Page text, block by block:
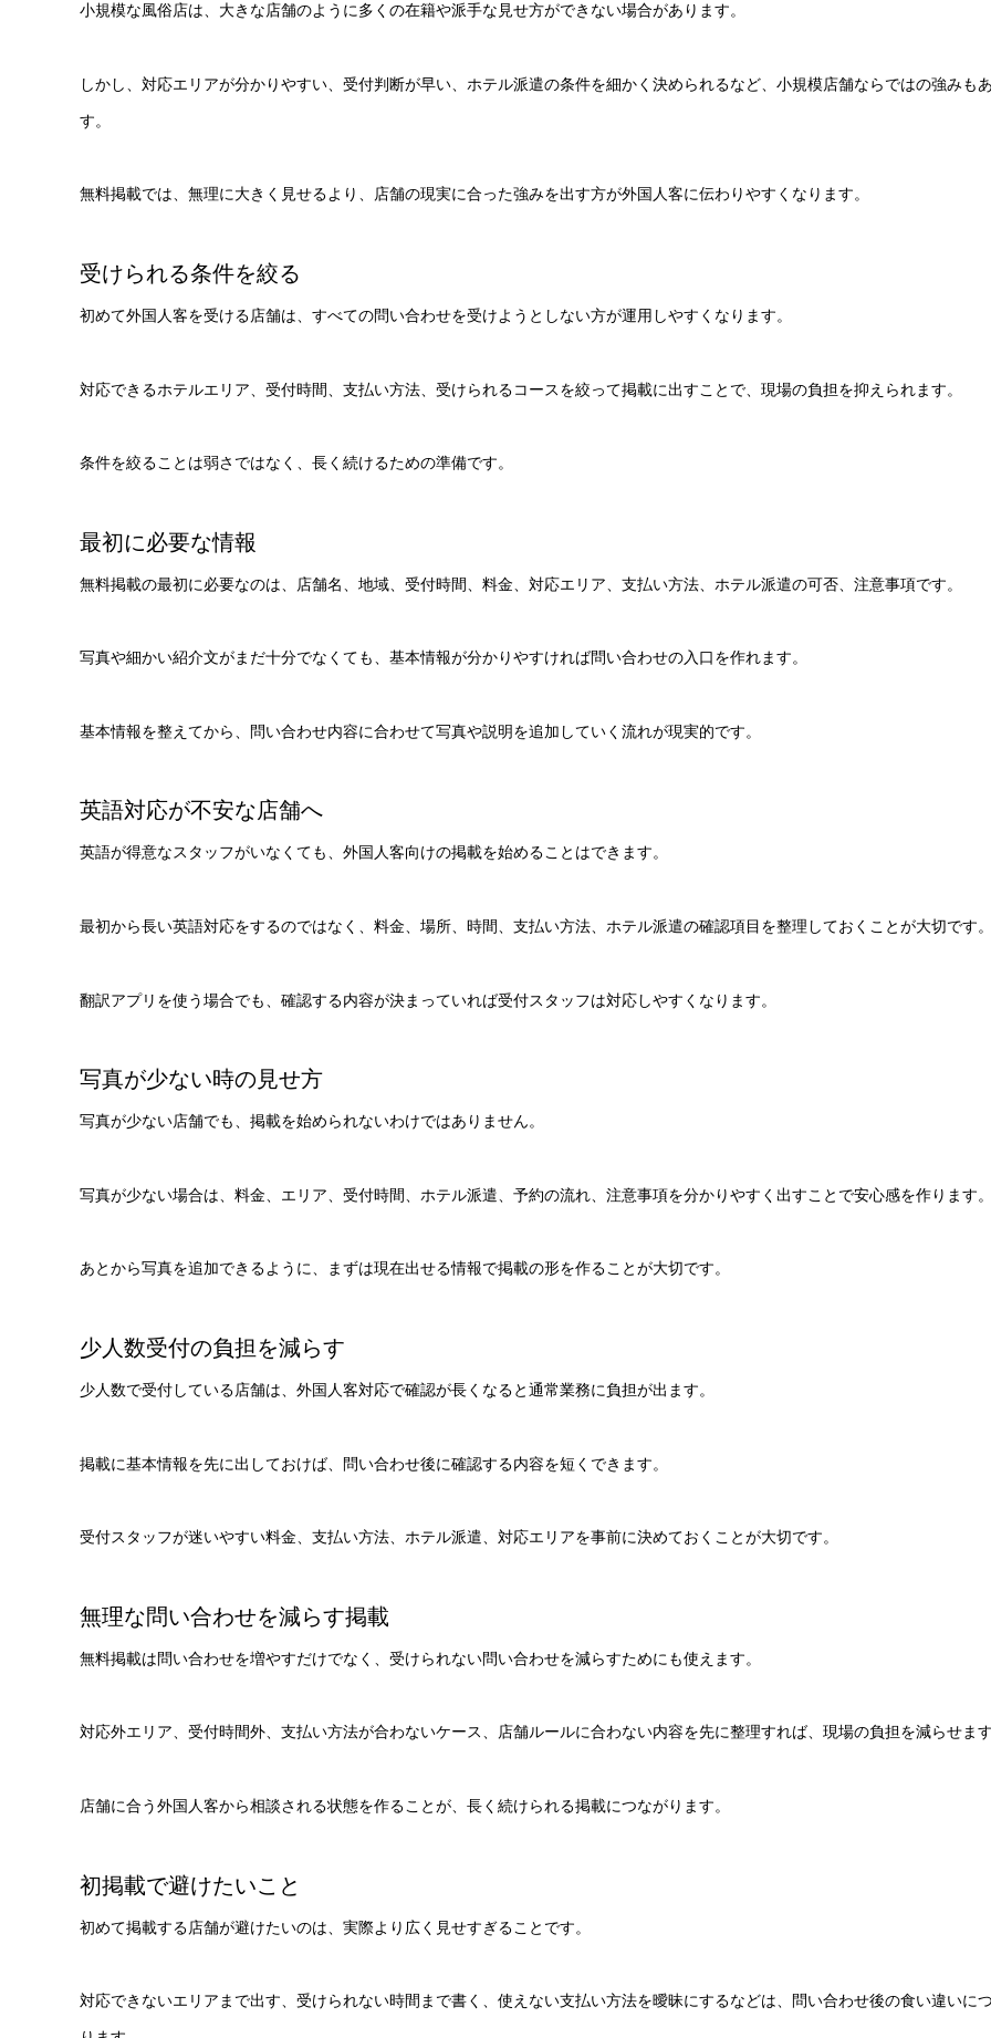
小規模な風俗店は、大きな店舗のように多くの在籍や派手な見せ方ができない場合があります。
しかし、対応エリアが分かりやすい、受付判断が早い、ホテル派遣の条件を細かく決められるなど、小規模店舗ならではの強みも
す。
無料掲載では、無理に大きく見せるより、店舗の現実に合った強みを出す方が外国人客に伝わりやすくなります。
受けられる条件を絞る
初めて外国人客を受ける店舗は、すべての問い合わせを受けようとしない方が運用しやすくなります。
対応できるホテルエリア、受付時間、支払い方法、受けられるコースを絞って掲載に出すことで、現場の負担を抑えられます。
条件を絞ることは弱さではなく、長く続けるための準備です。
最初に必要な情報
無料掲載の最初に必要なのは、店舗名、地域、受付時間、料金、対応エリア、支払い方法、ホテル派遣の可否、注意事項です。
写真や細かい紹介文がまだ十分でなくても、基本情報が分かりやすければ問い合わせの入口を作れます。
基本情報を整えてから、問い合わせ内容に合わせて写真や説明を追加していく流れが現実的です。
英語対応が不安な店舗へ
英語が得意なスタッフがいなくても、外国人客向けの掲載を始めることはできます。
最初から長い英語対応をするのではなく、料金、場所、時間、支払い方法、ホテル派遣の確認項目を整理しておくことが大切です
翻訳アプリを使う場合でも、確認する内容が決まっていれば受付スタッフは対応しやすくなります。
写真が少ない時の見せ方
写真が少ない店舗でも、掲載を始められないわけではありません。
写真が少ない場合は、料金、エリア、受付時間、ホテル派遣、予約の流れ、注意事項を分かりやすく出すことで安心感を作ります
あとから写真を追加できるように、まずは現在出せる情報で掲載の形を作ることが大切です。
少人数受付の負担を減らす
少人数で受付している店舗は、外国人客対応で確認が長くなると通常業務に負担が出ます。
掲載に基本情報を先に出しておけば、問い合わせ後に確認する内容を短くできます。
受付スタッフが迷いやすい料金、支払い方法、ホテル派遣、対応エリアを事前に決めておくことが大切です。
無理な問い合わせを減らす掲載
無料掲載は問い合わせを増やすだけでなく、受けられない問い合わせを減らすためにも使えます。
対応外エリア、受付時間外、支払い方法が合わないケース、店舗ルールに合わない内容を先に整理すれば、現場の負担を減らせま
店舗に合う外国人客から相談される状態を作ることが、長く続けられる掲載につながります。
初掲載で避けたいこと
初めて掲載する店舗が避けたいのは、実際より広く見せすぎることです。
対応できないエリアまで出す、受けられない時間まで書く、使えない支払い方法を曖昧にするなどは、問い合わせ後の食い違いに